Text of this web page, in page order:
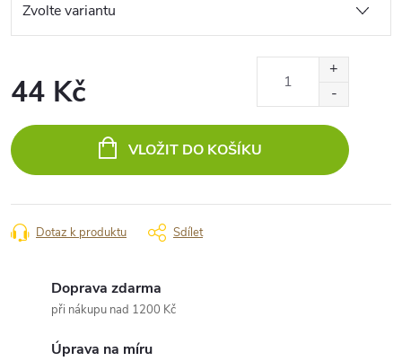
44 Kč
cena:
VLOŽIT DO KOŠÍKU
Dotaz k produktu Sdílet
Doprava zdarma
při nákupu nad 1200 Kč
Úprava na míru